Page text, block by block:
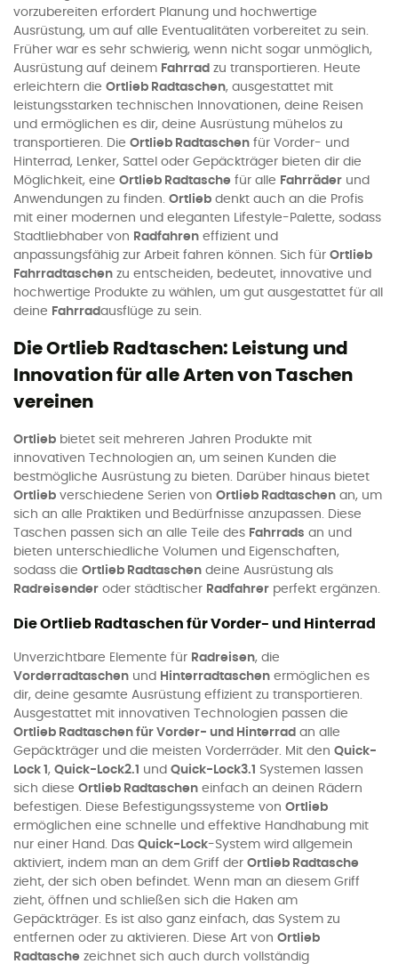
vorzubereiten erfordert Planung und hochwertige
Ausrüstung, um auf alle Eventualitäten vorbereitet zu sein.
Früher war es sehr schwierig, wenn nicht sogar unmöglich,
Ausrüstung auf deinem Fahrrad zu transportieren. Heute
erleichtern die Ortlieb Radtaschen, ausgestattet mit
leistungsstarken technischen Innovationen, deine Reisen
und ermöglichen es dir, deine Ausrüstung mühelos zu
transportieren. Die Ortlieb Radtaschen für Vorder- und
Hinterrad, Lenker, Sattel oder Gepäckträger bieten dir die
Möglichkeit, eine Ortlieb Radtasche für alle Fahrräder und
Anwendungen zu finden. Ortlieb denkt auch an die Profis
mit einer modernen und eleganten Lifestyle-Palette, sodass
Stadtliebhaber von Radfahren effizient und
anpassungsfähig zur Arbeit fahren können. Sich für Ortlieb
Fahrradtaschen zu entscheiden, bedeutet, innovative und
hochwertige Produkte zu wählen, um gut ausgestattet für all
deine Fahrradausflüge zu sein.
Die Ortlieb Radtaschen: Leistung und
Innovation für alle Arten von Taschen
vereinen
Ortlieb bietet seit mehreren Jahren Produkte mit
innovativen Technologien an, um seinen Kunden die
bestmögliche Ausrüstung zu bieten. Darüber hinaus bietet
Ortlieb verschiedene Serien von Ortlieb Radtaschen an, um
sich an alle Praktiken und Bedürfnisse anzupassen. Diese
Taschen passen sich an alle Teile des Fahrrads an und
bieten unterschiedliche Volumen und Eigenschaften,
sodass die Ortlieb Radtaschen deine Ausrüstung als
Radreisender oder städtischer Radfahrer perfekt ergänzen.
Die Ortlieb Radtaschen für Vorder- und Hinterrad
Unverzichtbare Elemente für Radreisen, die
Vorderradtaschen und Hinterradtaschen ermöglichen es
dir, deine gesamte Ausrüstung effizient zu transportieren.
Ausgestattet mit innovativen Technologien passen die
Ortlieb Radtaschen für Vorder- und Hinterrad an alle
Gepäckträger und die meisten Vorderräder. Mit den Quick-
Lock 1 , Quick-Lock2.1 und Quick-Lock3.1 Systemen lassen
sich diese Ortlieb Radtaschen einfach an deinen Rädern
befestigen. Diese Befestigungssysteme von Ortlieb
ermöglichen eine schnelle und effektive Handhabung mit
nur einer Hand. Das Quick-Lock-System wird allgemein
aktiviert, indem man an dem Griff der Ortlieb Radtasche
zieht, der sich oben befindet. Wenn man an diesem Griff
zieht, öffnen und schließen sich die Haken am
Gepäckträger. Es ist also ganz einfach, das System zu
entfernen oder zu aktivieren. Diese Art von Ortlieb
Radtasche zeichnet sich auch durch vollständig